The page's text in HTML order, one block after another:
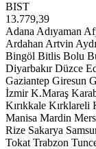
BIST
13.779,39
Adana Adıyaman
Ardahan Artvin
Bingöl Bitlis Bolu
Diyarbakır Düzce
Gaziantep Giresun
İzmir K.Maraş
Kırıkkale Kırklareli
Manisa Mardin
Rize Sakarya
Tokat Trabzon